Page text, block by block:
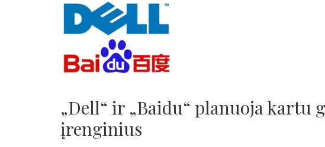
„Dell“ ir „Baidu“ planuoja
įrenginius